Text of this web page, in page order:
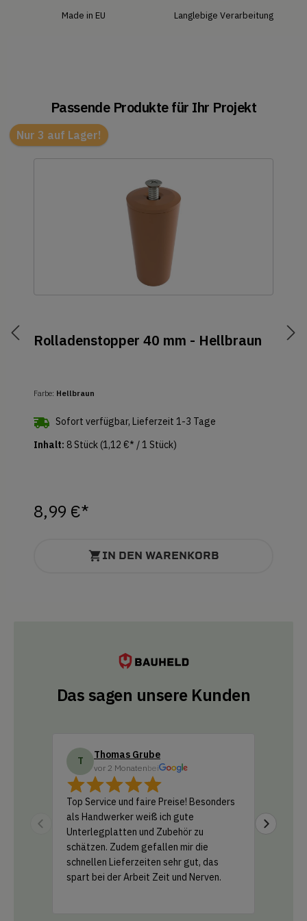
Made in EU Langlebige Verarbeitung
Passende Produkte für Ihr Projekt
Nur 3 auf Lager!
Rolladenstopper 40 mm - Hellbraun
Farbe: Hellbraun
Sofort verfügbar, Lieferzeit 1-3 Tage
Inhalt: 8 Stück (1,12 €* / 1 Stück)
8,99 €*
IN DEN WARENKORB
Das sagen unsere Kunden
T Thomas Grube
vor 2 Monatenbei
Top Service und faire Preise! Besonders
als Handwerker weiß ich gute
Unterlegplatten und Zubehör zu
schätzen. Zudem gefallen mir die
schnellen Lieferzeiten sehr gut, das
spart bei der Arbeit Zeit und Nerven.